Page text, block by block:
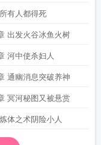
有人都得死
出发火谷冰鱼火树
河中使杀妇人
通幽消息突破养神
冥河秘图又被悬赏
体之术阴险小人